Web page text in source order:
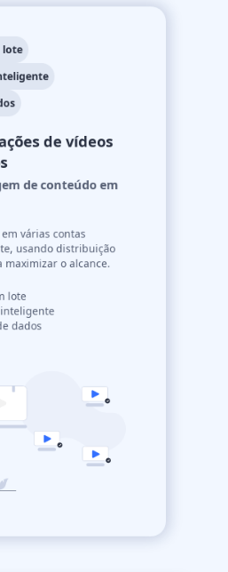
lote
de vídeos
de conteúdo em
várias contas
usando distribuição
o alcance.
lote
dados